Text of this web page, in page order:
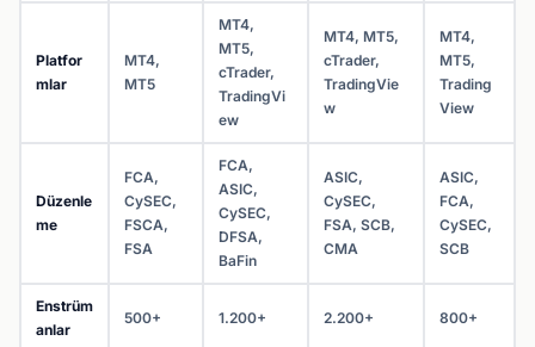
Platfor
mlar
MT4,
MT5
MT4,
MT5,
cTrader,
TradingVi
ew
MT4, MT5,
cTrader,
TradingVie
w
MT4,
MT5,
Trading
View
Düzenle
me
FCA,
CySEC,
FSCA,
FSA
FCA,
ASIC,
CySEC,
DFSA,
BaFin
ASIC,
CySEC,
FSA, SCB,
CMA
ASIC,
FCA,
CySEC,
SCB
Enstrüm
anlar
500+ 1.200+ 2.200+ 800+